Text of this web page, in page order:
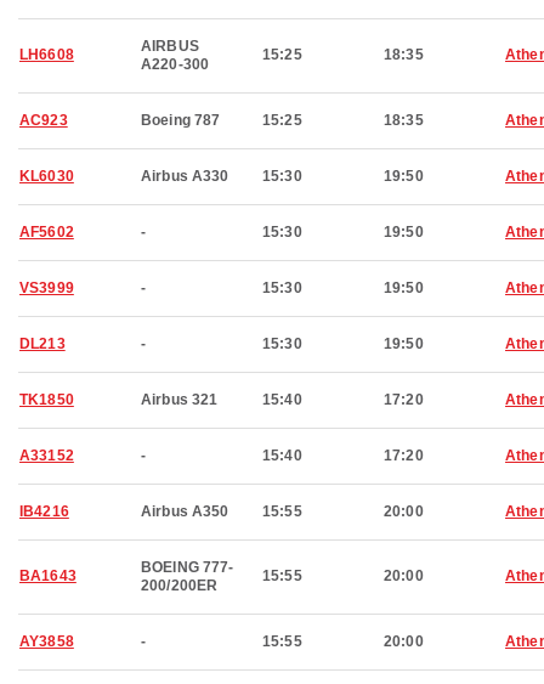
LH6608
AIRBUS
A220-300
15:25 18:35
AC923 Boeing 787 15:25 18:35
KL6030 Airbus A330 15:30 19:50
AF5602 - 15:30 19:50
VS3999 - 15:30 19:50
DL213 - 15:30 19:50
TK1850 Airbus 321 15:40 17:20
A33152 - 15:40 17:20
IB4216 Airbus A350 15:55 20:00
BA1643
BOEING 777-
200/200ER
15:55 20:00
AY3858 - 15:55 20:00